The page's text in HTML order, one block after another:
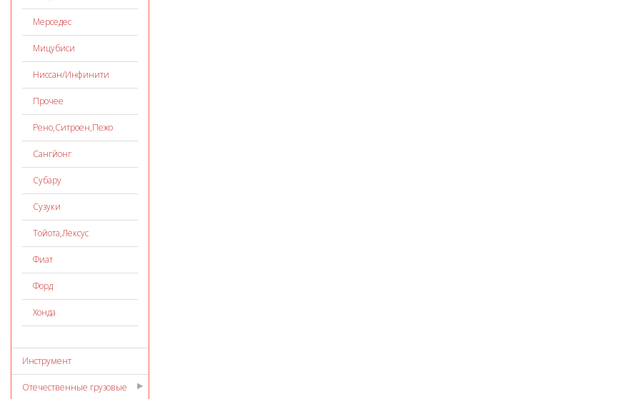
Мерседес
Мицубиси
Ниссан/Инфинити
Прочее
Рено,Ситроен,Пежо
Сангйонг
Субару
Сузуки
Тойота,Лексус
Фиат
Форд
Хонда
Инструмент
Отечественные грузовые